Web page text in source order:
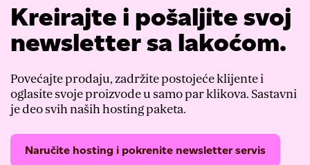
Kreirajte i pošaljite svoj
newsletter sa lakoćom.
Povećajte prodaju, zadržite postojeće klijente i
oglasite svoje proizvode u samo par klikova. Sastavni
je deo svih naših hosting paketa.
Naručite hosting i pokrenite newsletter servis